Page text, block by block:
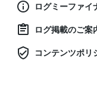
ログミーファイ
ログ掲載のご案
コンテンツポリ